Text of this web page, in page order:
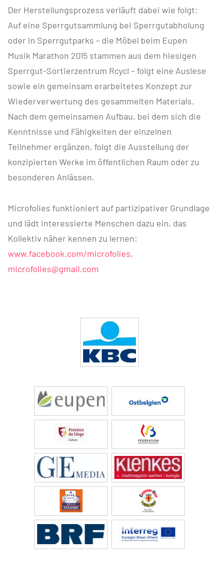
Der Herstellungsprozess verläuft dabei wie folgt:
Auf eine Sperrgutsammlung bei Sperrgutabholung
oder in Sperrgutparks – die Möbel beim Eupen
Musik Marathon 2015 stammen aus dem hiesigen
Sperrgut-Sortierzentrum Rcycl – folgt eine Auslese
sowie ein gemeinsam erarbeitetes Konzept zur
Wiederverwertung des gesammelten Materials.
Nach dem gemeinsamen Aufbau, bei dem sich die
Kenntnisse und Fähigkeiten der einzelnen
Teilnehmer ergänzen, folgt die Ausstellung der
konzipierten Werke im öffentlichen Raum oder zu
besonderen Anlässen.
Microfolies funktioniert auf partizipativer Grundlage
und lädt interessierte Menschen dazu ein, das
Kollektiv näher kennen zu lernen:
www.facebook.com/microfolies,
microfolies@gmail.com